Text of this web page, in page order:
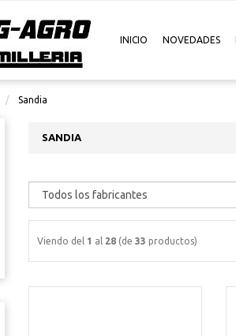
INICIO NOVEDADES
Sandia
SANDIA
Viendo del 1 al 28 (de 33 productos)